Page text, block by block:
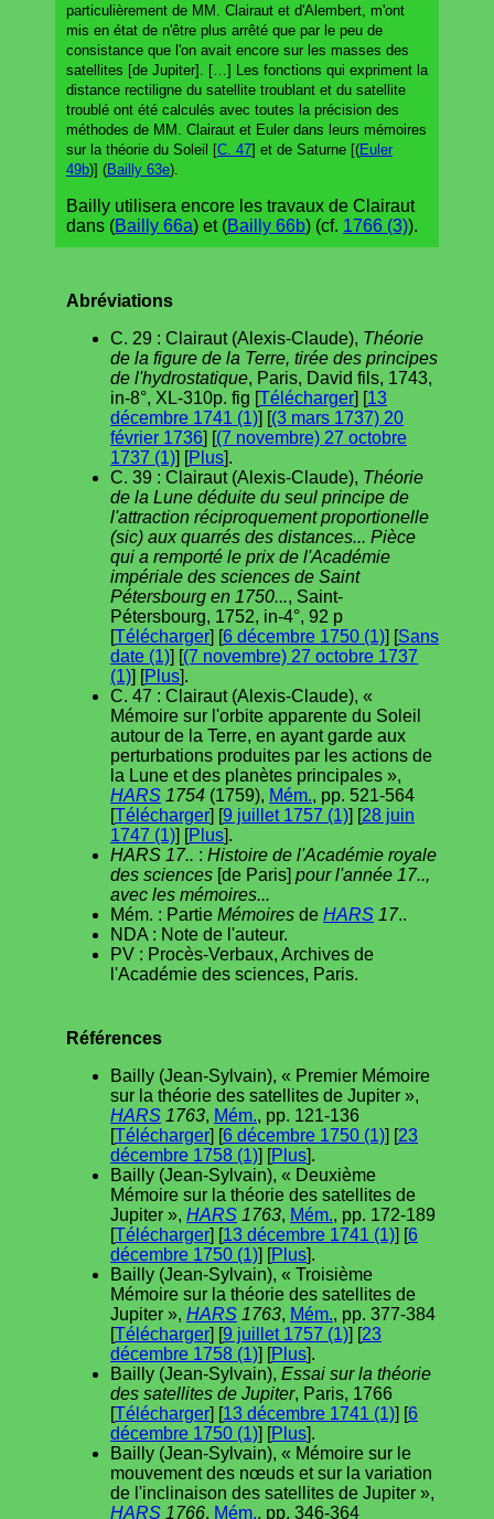
particulièrement de MM. Clairaut et d'Alembert, m'ont
mis en état de n'être plus arrêté que par le peu de
consistance que l'on avait encore sur les masses des
satellites [de Jupiter]. […] Les fonctions qui expriment la
distance rectiligne du satellite troublant et du satellite
troublé ont été calculés avec toutes la précision des
méthodes de MM. Clairaut et Euler dans leurs mémoires
sur la théorie du Soleil [C. 47] et de Saturne [(Euler
49b)] (Bailly 63e).
Bailly utilisera encore les travaux de Clairaut
dans (Bailly 66a) et (Bailly 66b) (cf. 1766 (3)).
Abréviations
C. 29 : Clairaut (Alexis-Claude), Théorie
de la figure de la Terre, tirée des principes
de l'hydrostatique, Paris, David fils, 1743,
in-8°, XL-310p. fig [Télécharger] [13
décembre 1741 (1)] [(3 mars 1737) 20
février 1736] [(7 novembre) 27 octobre
1737 (1)] [Plus].
C. 39 : Clairaut (Alexis-Claude), Théorie
de la Lune déduite du seul principe de
l'attraction réciproquement proportionelle
(sic) aux quarrés des distances... Pièce
qui a remporté le prix de l'Académie
impériale des sciences de Saint
Pétersbourg en 1750..., Saint-
Pétersbourg, 1752, in-4°, 92 p
[Télécharger] [6 décembre 1750 (1)] [Sans
date (1)] [(7 novembre) 27 octobre 1737
(1)] [Plus].
C. 47 : Clairaut (Alexis-Claude), «
Mémoire sur l'orbite apparente du Soleil
autour de la Terre, en ayant garde aux
perturbations produites par les actions de
la Lune et des planètes principales »,
HARS 1754 (1759), Mém., pp. 521-564
[Télécharger] [9 juillet 1757 (1)] [28 juin
1747 (1)] [Plus].
HARS 17.. : Histoire de l'Académie royale
des sciences [de Paris] pour l'année 17..,
avec les mémoires...
Mém. : Partie Mémoires de HARS 17..
NDA : Note de l'auteur.
PV : Procès-Verbaux, Archives de
l'Académie des sciences, Paris.
Références
Bailly (Jean-Sylvain), « Premier Mémoire
sur la théorie des satellites de Jupiter »,
HARS 1763, Mém., pp. 121-136
[Télécharger] [6 décembre 1750 (1)] [23
décembre 1758 (1)] [Plus].
Bailly (Jean-Sylvain), « Deuxième
Mémoire sur la théorie des satellites de
Jupiter », HARS 1763, Mém., pp. 172-189
[Télécharger] [13 décembre 1741 (1)] [6
décembre 1750 (1)] [Plus].
Bailly (Jean-Sylvain), « Troisième
Mémoire sur la théorie des satellites de
Jupiter », HARS 1763, Mém., pp. 377-384
[Télécharger] [9 juillet 1757 (1)] [23
décembre 1758 (1)] [Plus].
Bailly (Jean-Sylvain), Essai sur la théorie
des satellites de Jupiter, Paris, 1766
[Télécharger] [13 décembre 1741 (1)] [6
décembre 1750 (1)] [Plus].
Bailly (Jean-Sylvain), « Mémoire sur le
mouvement des nœuds et sur la variation
de l'inclinaison des satellites de Jupiter »,
HARS 1766, Mém., pp. 346-364